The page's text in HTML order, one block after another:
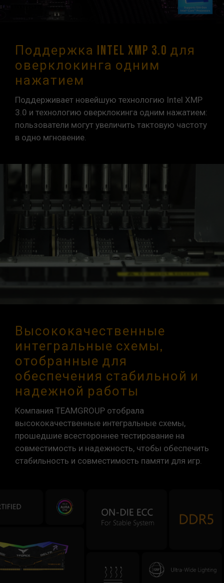
Поддержка Intel XMP 3.0 для
оверклокинга одним
нажатием
Поддерживает новейшую технологию Intel XMP
3.0 и технологию оверклокинга одним нажатием:
пользователи могут увеличить тактовую частоту
в одно мгновение.
Высококачественные
интегральные схемы,
отобранные для
обеспечения стабильной и
надежной работы
Компания TEAMGROUP отобрала
высококачественные интегральные схемы,
прошедшие всестороннее тестирование на
совместимость и надежность, чтобы обеспечить
стабильность и совместимость памяти для игр.